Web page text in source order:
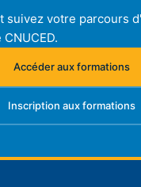
suivez votre parcours
Accéder aux formations
(s'ouvre dans
Inscription aux formations
(s'ouvre dans